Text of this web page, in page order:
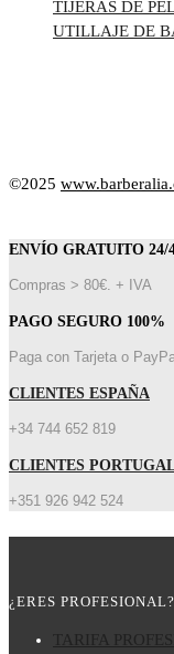
TIJERAS DE
UTILLAJE DE
©2025
ENVÍO GRATUITO 24/
Compras > 80€. + IVA
PAGO SEGURO 100%
Paga con Tarjeta o
CLIENTES ESPAÑA
+34 744 652 819
CLIENTES
+351 926 942 524
¿ERES PROFESIONAL?
TARIFA